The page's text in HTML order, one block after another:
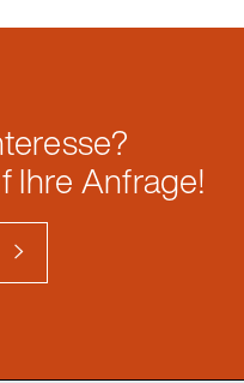
Ihre Anfrage!